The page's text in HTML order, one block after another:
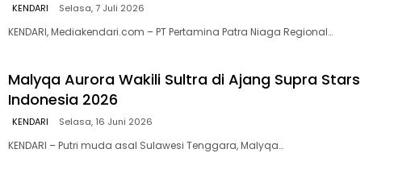
KENDARI Selasa, 7 Juli 2026
KENDARI, Mediakendari.com – PT Pertamina Patra Niaga Regional…
Malyqa Aurora Wakili Sultra di Ajang Supra Stars
Indonesia 2026
KENDARI Selasa, 16 Juni 2026
KENDARI – Putri muda asal Sulawesi Tenggara, Malyqa…